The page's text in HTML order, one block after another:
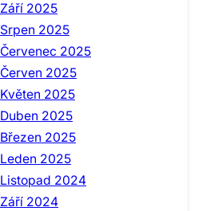
Září 2025
Srpen 2025
Červenec 2025
Červen 2025
Květen 2025
Duben 2025
Březen 2025
Leden 2025
Listopad 2024
Září 2024